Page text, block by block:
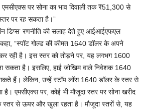
पर सोना का भाव दिवाली तक ₹51,300 से
पर रह सकता है।”
डिप्स’ रणनीति की सलाह देते हुए आईआईएफएल
“स्पॉट गोल्ड की कीमत 1640 डॉलर के अपने
कर रही है। इस स्तर को तोड़ने पर, यह लगभग 1600
सकता है। इसलिए, हाई जोखिम वाले निवेशक 1640
हैं। लेकिन, उन्हें स्टॉप लॉस 1640 डॉलर के स्तर से
एमसीएक्स पर, कोई भी मौजूदा स्तर पर सोना खरीद
से ऊपर और खुला रहता है। मौजूदा स्तरों से, यह